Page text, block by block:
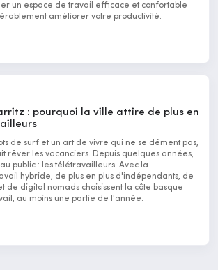
un espace de travail efficace et confortable
améliorer votre productivité.
: pourquoi la ville attire de plus en
de surf et un art de vivre qui ne se dément pas,
rêver les vacanciers. Depuis quelques années,
public : les télétravailleurs. Avec la
hybride, de plus en plus d'indépendants, de
de digital nomads choisissent la côte basque
au moins une partie de l'année.